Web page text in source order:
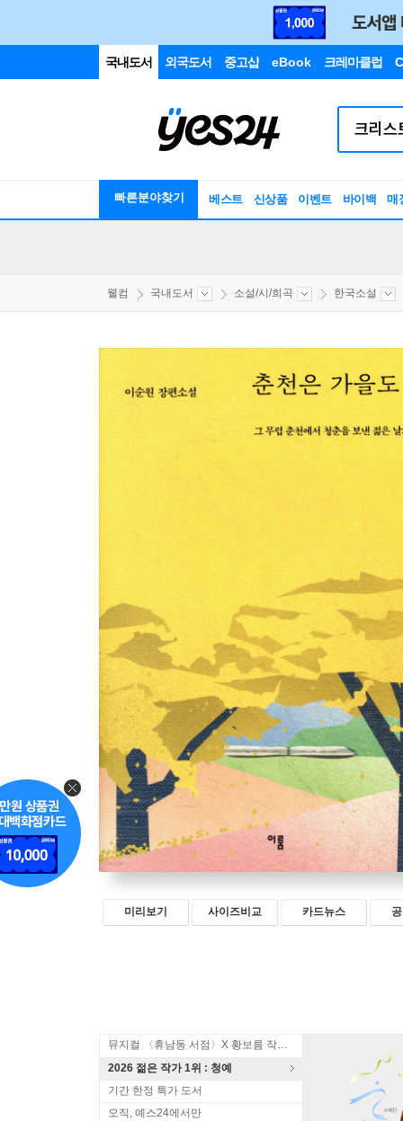
국내도서 외국도서 중고샵 eBook 크레마클럽
빠른분야찾기 베스트 신상품 이벤트 바이백 매
웰컴 국내도서 소설/시/희곡 한국소설
미리보기 사이즈비교 카드뉴스
뮤지컬 〈휴남동 서점〉X 황보름 작가 북토크
2026 젊은 작가 1위 : 청예
기간 한정 특가 도서
오직, 예스24에서만